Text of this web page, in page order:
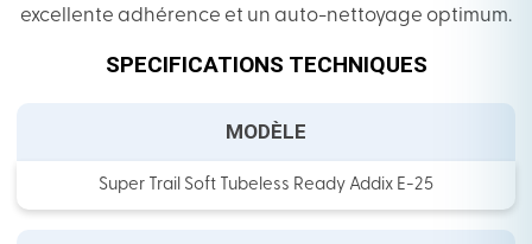
excellente adhérence et un auto-nettoyage optimum.
SPECIFICATIONS TECHNIQUES
MODÈLE
Super Trail Soft Tubeless Ready Addix E-25